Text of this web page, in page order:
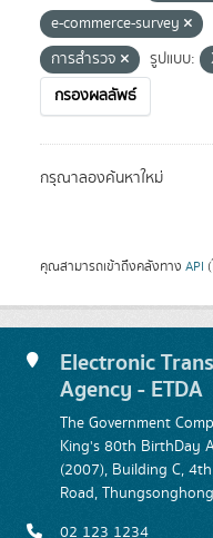
e-commerce-survey
การสำรวจ
รูปแบบ:
กรองผลลัพธ์
กรุณาลองค้นหาใหม่
คุณสามารถเข้าถึงคลังทาง API
Electronic
Agency - ETDA
The Government
King's 80th BirthDay
(2007), Building C,
Road,
02 123 1234